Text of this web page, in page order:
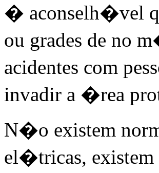
� aconselh�vel
ou grades de no
acidentes com
invadir a �rea
N�o existem
el�tricas, existem